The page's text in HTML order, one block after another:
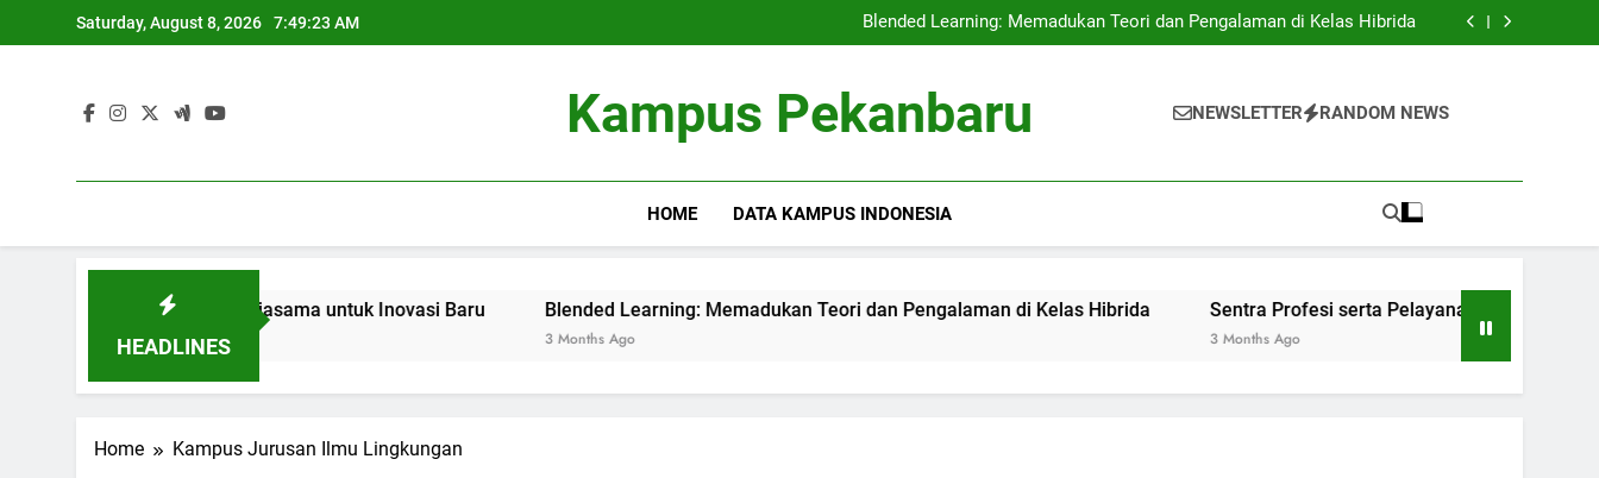
to
Saturday, August 8, 2026 7:49:23 AM
untuk Inovasi Baru
Blended Learning: Memadukan Teori dan Pengalaman di Kelas Hibrida
Sentra Profesi serta Pelayanan Siswa: Jembatan Ke Kesuksesan Sarjana
untuk Inovasi Baru
Blended Learning: Memadukan Teori dan Pengalaman di Kelas Hibrida
Sentra Profesi serta Pelayanan Siswa: Jembatan Ke Kesuksesan Sarjana
Kampus Pekanbaru NEWSLETTER RANDOM NEWS
HOME DATA KAMPUS INDONESIA
HEADLINES
dan Industri: Kerjasama untuk Inovasi Baru Blended Learning: Memadukan Teori dan Pengalaman di Kelas Hibrida
3 Months Ago
Sentra Profesi serta Pelayanan Siswa: Jembatan Ke
3 Months Ago
Home Kampus Jurusan Ilmu Lingkungan